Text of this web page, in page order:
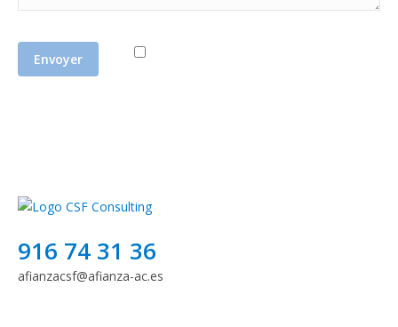
916 74 31 36
afianzacsf@afianza-ac.es